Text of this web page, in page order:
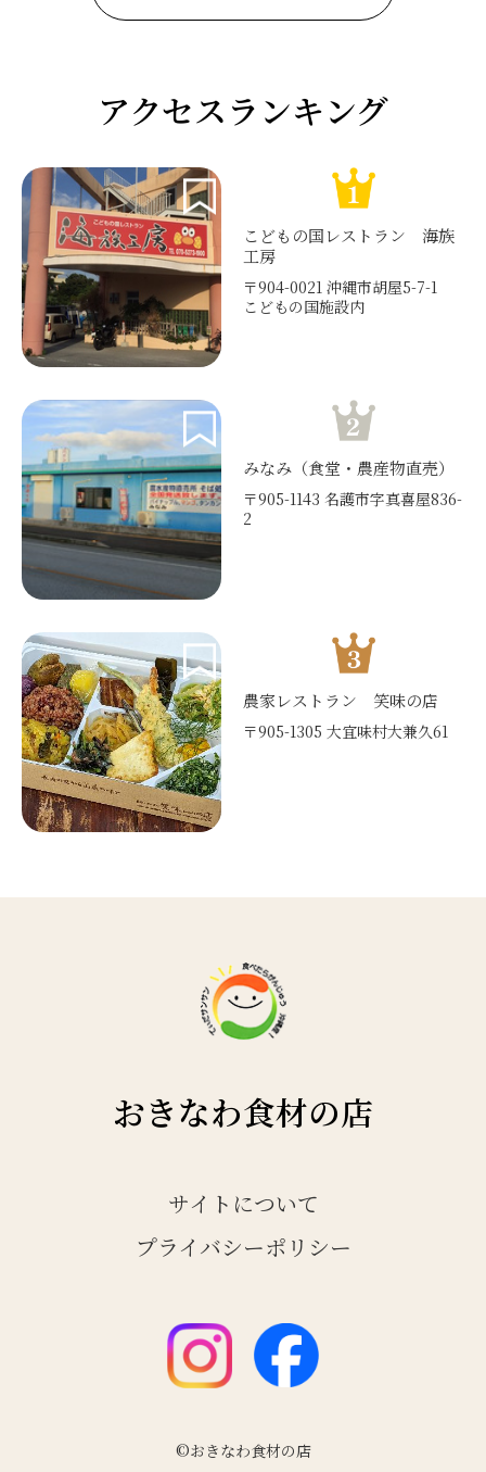
アクセスランキング
こどもの国レストラン 海族
工房
〒904-0021 沖縄市胡屋5-7-1
こどもの国施設内
みなみ（食堂・農産物直売）
〒905-1143 名護市字真喜屋836-
2
農家レストラン 笑味の店
〒905-1305 大宜味村大兼久61
おきなわ食材の店
サイトについて
プライバシーポリシー
©おきなわ食材の店